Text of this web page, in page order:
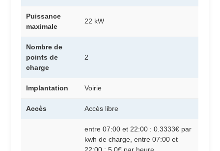
Puissance
maximale
22 kW
Nombre de
points de
charge
2
Implantation Voirie
Accès Accès libre
entre 07:00 et 22:00 : 0.3333€ par
kwh de charge, entre 07:00 et